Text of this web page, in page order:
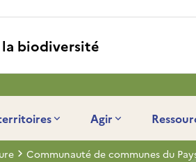
biodiversité
Agir
Communauté de communes du